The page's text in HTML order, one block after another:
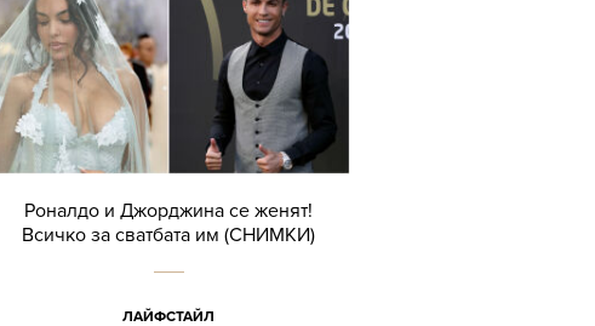
Роналдо и Джорджина се женят!
Всичко за сватбата им (СНИМКИ)
ЛАЙФСТАЙЛ